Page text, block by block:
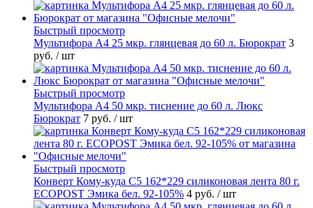
Быстрый просмотр
Мультифора А4 25 мкр. глянцевая до 60 л. Бюрократ 3
руб. / шт
Быстрый просмотр
Мультифора А4 50 мкр. тиснение до 60 л. Люкс
Бюрократ 7 руб. / шт
Быстрый просмотр
Конверт Кому-куда С5 162*229 силиконовая лента 80 г.
ECOPOST Эмика бел. 92-105% 4 руб. / шт